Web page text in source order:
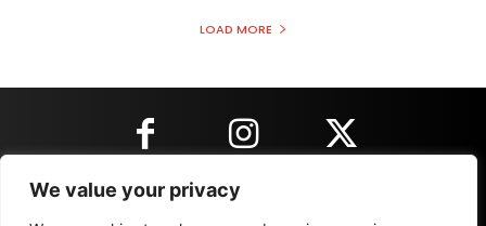
We value your privacy
LOAD MORE
KONTAKT INFORMACIJE